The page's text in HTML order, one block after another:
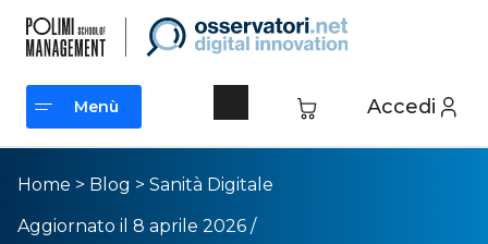
Accedi
Menù
Menù
Home > Blog > Sanità Digitale
Aggiornato il 8 aprile 2026 /